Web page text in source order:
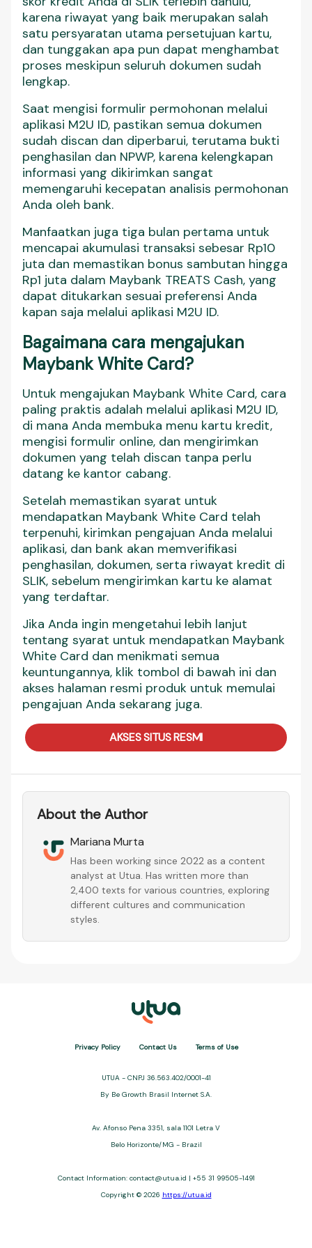
karena riwayat yang baik merupakan salah
satu persyaratan utama persetujuan kartu,
dan tunggakan apa pun dapat menghambat
proses meskipun seluruh dokumen sudah
lengkap.
Saat mengisi formulir permohonan melalui
aplikasi M2U ID, pastikan semua dokumen
sudah discan dan diperbarui, terutama bukti
penghasilan dan NPWP, karena kelengkapan
informasi yang dikirimkan sangat
memengaruhi kecepatan analisis permohonan
Anda oleh bank.
Manfaatkan juga tiga bulan pertama untuk
mencapai akumulasi transaksi sebesar Rp10
juta dan memastikan bonus sambutan hingga
Rp1 juta dalam Maybank TREATS Cash, yang
dapat ditukarkan sesuai preferensi Anda
kapan saja melalui aplikasi M2U ID.
Bagaimana cara mengajukan
Maybank White Card?
Untuk mengajukan Maybank White Card, cara
paling praktis adalah melalui aplikasi M2U ID,
di mana Anda membuka menu kartu kredit,
mengisi formulir online, dan mengirimkan
dokumen yang telah discan tanpa perlu
datang ke kantor cabang.
Setelah memastikan syarat untuk
mendapatkan Maybank White Card telah
terpenuhi, kirimkan pengajuan Anda melalui
aplikasi, dan bank akan memverifikasi
penghasilan, dokumen, serta riwayat kredit di
SLIK, sebelum mengirimkan kartu ke alamat
yang terdaftar.
Jika Anda ingin mengetahui lebih lanjut
tentang syarat untuk mendapatkan Maybank
White Card dan menikmati semua
keuntungannya, klik tombol di bawah ini dan
akses halaman resmi produk untuk memulai
pengajuan Anda sekarang juga.
AKSES SITUS RESMI
About the Author
Mariana Murta
Has been working since 2022 as a content
analyst at Utua. Has written more than
2,400 texts for various countries, exploring
different cultures and communication
styles.
Privacy Policy Contact Us Terms of Use
UTUA - CNPJ 36.563.402/0001-41
By Be Growth Brasil Internet S.A.
Av. Afonso Pena 3351, sala 1101 Letra V
Belo Horizonte/MG - Brazil
Contact Information: contact@utua.id | +55 31 99505-1491
Copyright © 2026 https://utua.id